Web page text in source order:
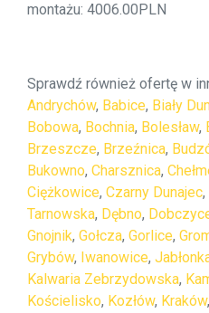
montażu: 4006.00PLN
Sprawdź również ofertę w
Andrychów, Babice, Biały
Bobowa, Bochnia, Bolesław,
Brzeszcze, Brzeźnica,
Bukowno, Charsznica,
Ciężkowice, Czarny Dunajec,
Tarnowska, Dębno,
Gnojnik, Gołcza, Gorlice,
Grybów, Iwanowice,
Kalwaria Zebrzydowska,
Kościelisko, Kozłów, Kraków,